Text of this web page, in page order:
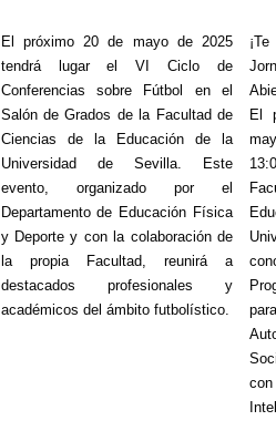
El próximo 20 de mayo de 2025
tendrá lugar el VI Ciclo de
Conferencias sobre Fútbol en el
Salón de Grados de la Facultad de
Ciencias de la Educación de la
Universidad de Sevilla. Este
evento, organizado por el
Departamento de Educación Física
y Deporte y con la colaboración de
la propia Facultad, reunirá a
destacados profesionales y
académicos del ámbito futbolístico.
El